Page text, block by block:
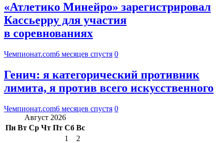
«Атлетико Минейро» зарегистрировал
Кассьерру для участия
в соревнованиях
Чемпионат.com6 месяцев спустя 0
Генич: я категорический противник
лимита, я против всего искусственного
Чемпионат.com6 месяцев спустя 0
Август 2026
Пн Вт Ср Чт Пт Сб Вс
1
2